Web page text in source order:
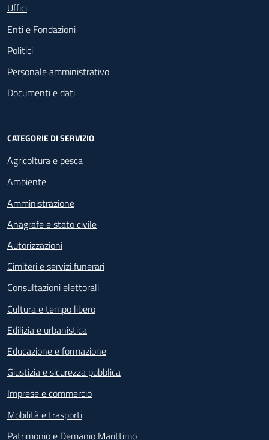
Uffici
Enti e Fondazioni
Politici
Personale amministrativo
Documenti e dati
CATEGORIE DI SERVIZIO
Agricoltura e pesca
Ambiente
Amministrazione
Anagrafe e stato civile
Autorizzazioni
Cimiteri e servizi funerari
Consultazioni elettorali
Cultura e tempo libero
Edilizia e urbanistica
Educazione e formazione
Giustizia e sicurezza pubblica
Imprese e commercio
Mobilità e trasporti
Patrimonio e Demanio Marittimo